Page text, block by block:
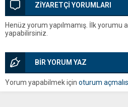
ZİYARETÇİ YORUMLARI
Henüz yorum yapılmamış. İlk yorumu
yapabilirsiniz.
BİR YORUM YAZ
Yorum yapabilmek için oturum